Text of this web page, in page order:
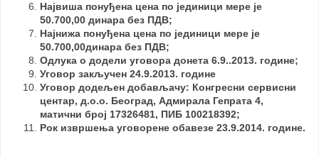
Највиша понуђена цена по јединици мере је
50.700,00 динара без ПДВ;
Најнижа понуђена цена по јединици мере је
50.700,00динара без ПДВ;
Одлука о додели уговора донета 6.9..2013. године;
Уговор закључен 24.9.2013. године
Уговор додељен добављачу: Конгресни сервисни
центар, д.о.о. Београд, Адмирала Гепрата 4,
матични број 17326481, ПИБ 100218392;
Рок извршења уговорене обавезе 23.9.2014. године.